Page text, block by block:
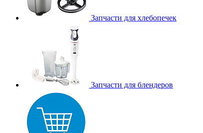
Запчасти для хлебопечек
Запчасти для блендеров